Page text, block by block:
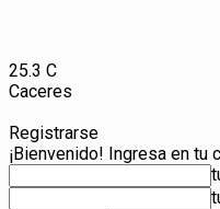
25.3 C
Caceres
Registrarse
¡Bienvenido! Ingresa en tu